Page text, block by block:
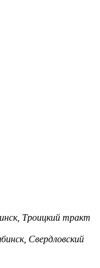
Троицкий тракт
Свердловский